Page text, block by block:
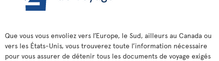
Que vous vous envoliez vers l’Europe, le Sud, ailleurs au Canada ou
vers les États-Unis, vous trouverez toute l’information nécessaire
pour vous assurer de détenir tous les documents de voyage exigés